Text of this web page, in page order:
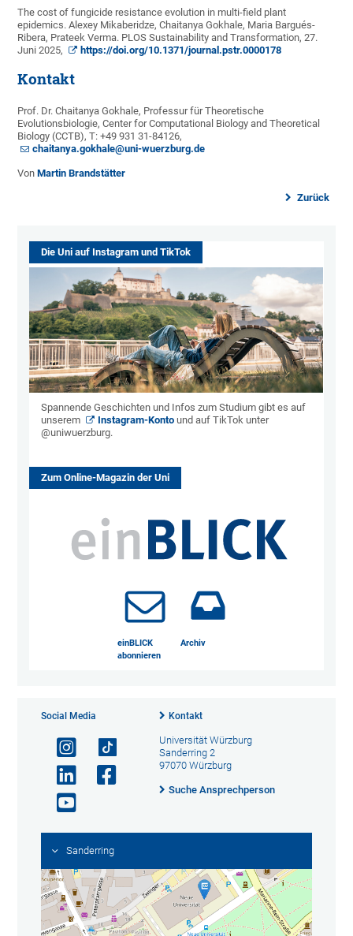
The cost of fungicide resistance evolution in multi-field plant
epidemics. Alexey Mikaberidze, Chaitanya Gokhale, Maria Bargués-
Ribera, Prateek Verma. PLOS Sustainability and Transformation, 27.
Juni 2025,
https://doi.org/10.1371/journal.pstr.0000178
Kontakt
Prof. Dr. Chaitanya Gokhale, Professur für Theoretische
Evolutionsbiologie, Center for Computational Biology and Theoretical
Biology (CCTB), T: +49 931 31-84126,
chaitanya.gokhale@uni-wuerzburg.de
VonMartin Brandstätter
Zurück
Die Uni auf Instagram und TikTok
Spannende Geschichten und Infos zum Studium gibt es auf
unserem
Instagram-Konto und auf TikTok unter
@uniwuerzburg.
Zum Online-Magazin der Uni
einBLICK
abonnieren
Archiv
Social Media Kontakt
Universität Würzburg
Sanderring 2
97070 Würzburg
Suche Ansprechperson
Sanderring